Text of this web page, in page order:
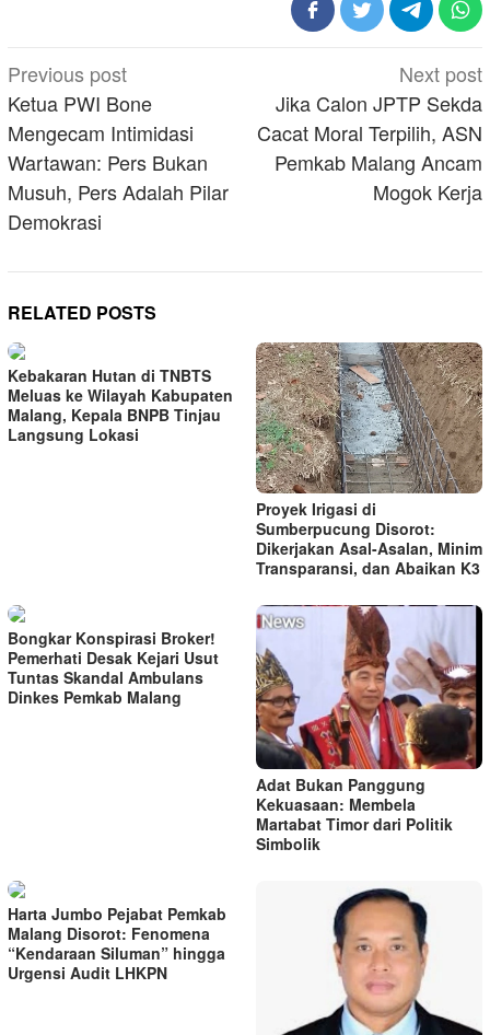
Post
navigation
Previous post
Ketua PWI Bone
Mengecam Intimidasi
Wartawan: Pers Bukan
Musuh, Pers Adalah Pilar
Demokrasi
Next post
Jika Calon JPTP Sekda
Cacat Moral Terpilih, ASN
Pemkab Malang Ancam
Mogok Kerja
RELATED POSTS
Kebakaran Hutan di TNBTS
Meluas ke Wilayah Kabupaten
Malang, Kepala BNPB Tinjau
Langsung Lokasi
Proyek Irigasi di
Sumberpucung Disorot:
Dikerjakan Asal-Asalan, Minim
Transparansi, dan Abaikan K3
Bongkar Konspirasi Broker!
Pemerhati Desak Kejari Usut
Tuntas Skandal Ambulans
Dinkes Pemkab Malang
Adat Bukan Panggung
Kekuasaan: Membela
Martabat Timor dari Politik
Simbolik
Harta Jumbo Pejabat Pemkab
Malang Disorot: Fenomena
“Kendaraan Siluman” hingga
Urgensi Audit LHKPN